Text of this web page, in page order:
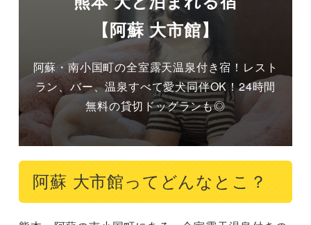
【阿蘇 大市館】
阿蘇・南小国町の全室露天温泉付き宿！レスト
ラン、バー、温泉すべて愛犬同伴OK！24時間
無料の貸切ドッグランも◎
阿蘇 大市館ってどんなとこ？